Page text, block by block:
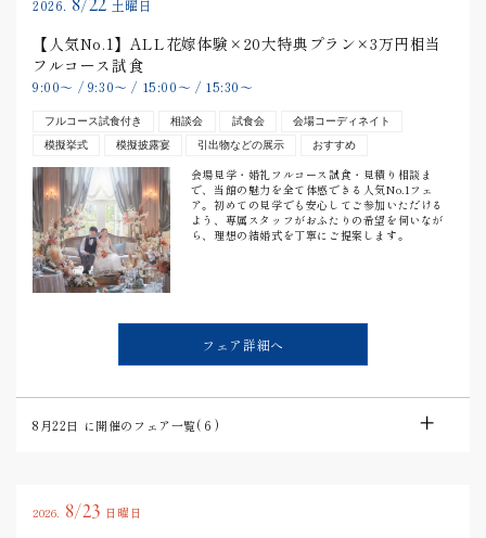
2026. 8/22 土曜日
【人気No.1】ALL花嫁体験×20大特典プラン×3万円相当
フルコース試食
9:00〜 / 9:30〜 / 15:00〜 / 15:30〜
フルコース試食付き 相談会 試食会
会場コーディネイト
模擬挙式
模擬披露宴 引出物などの展示 おすすめ
会場見学・婚礼フルコース試食・見積り相談ま
で、当館の魅力を全て体感できる人気No.1フェ
ア。初めての見学でも安心してご参加いただける
よう、専属スタッフがおふたりの希望を伺いなが
ら、理想の結婚式を丁寧にご提案します。
フェア詳細へ
8月22日 に開催のフェア一覧(6 )
2026. 8/23 日曜日